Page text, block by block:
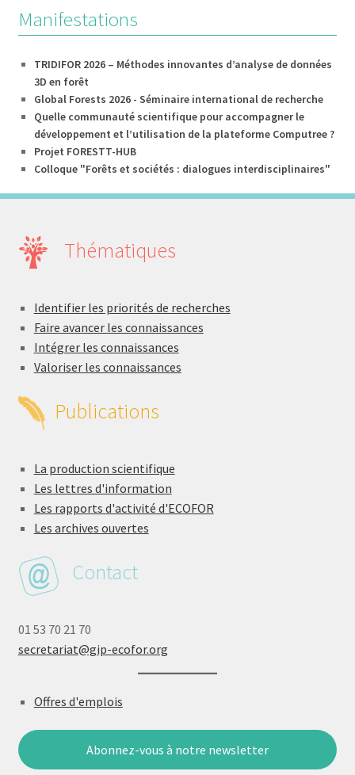
Manifestations
TRIDIFOR 2026 – Méthodes innovantes d’analyse de données
3D en forêt
Global Forests 2026 - Séminaire international de recherche
Quelle communauté scientifique pour accompagner le
développement et l’utilisation de la plateforme Computree ?
Projet FORESTT-HUB
Colloque "Forêts et sociétés : dialogues interdisciplinaires"
Thématiques
Identifier les priorités de recherches
Faire avancer les connaissances
Intégrer les connaissances
Valoriser les connaissances
Publications
La production scientifique
Les lettres d'information
Les rapports d'activité d'ECOFOR
Les archives ouvertes
Contact
01 53 70 21 70
secretariat@gip-ecofor.org
Offres d'emplois
Abonnez-vous à notre newsletter